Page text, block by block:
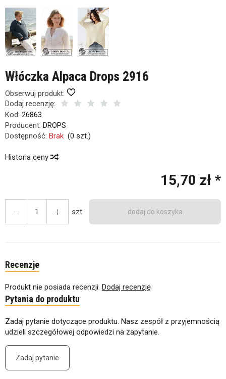
Włóczka Alpaca Drops 2916
Obserwuj produkt:
Dodaj recenzję:
Kod: 26863
Producent: DROPS
Dostępność: Brak (0 szt.)
Historia ceny
15,70 zł *
szt. dodaj do koszyka
Recenzje
Produkt nie posiada recenzji. Dodaj recenzję
Pytania do produktu
Zadaj pytanie dotyczące produktu. Nasz zespół z przyjemnością
udzieli szczegółowej odpowiedzi na zapytanie.
Zadaj pytanie